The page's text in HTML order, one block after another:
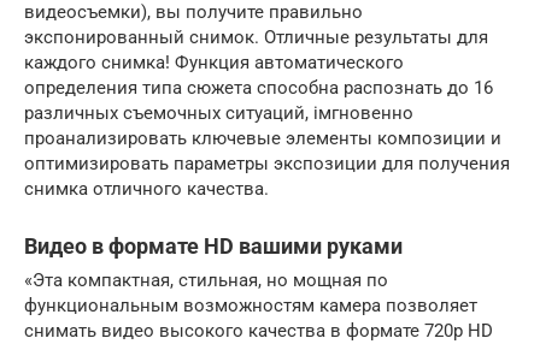
видеосъемки), вы получите правильно
экспонированный снимок. Отличные результаты для
каждого снимка! Функция автоматического
определения типа сюжета способна распознать до 16
различных съемочных ситуаций, iмгновенно
проанализировать ключевые элементы композиции и
оптимизировать параметры экспозиции для получения
снимка отличного качества.
Видео в формате HD вашими руками
«Эта компактная, стильная, но мощная по
функциональным возможностям камера позволяет
снимать видео высокого качества в формате 720p HD